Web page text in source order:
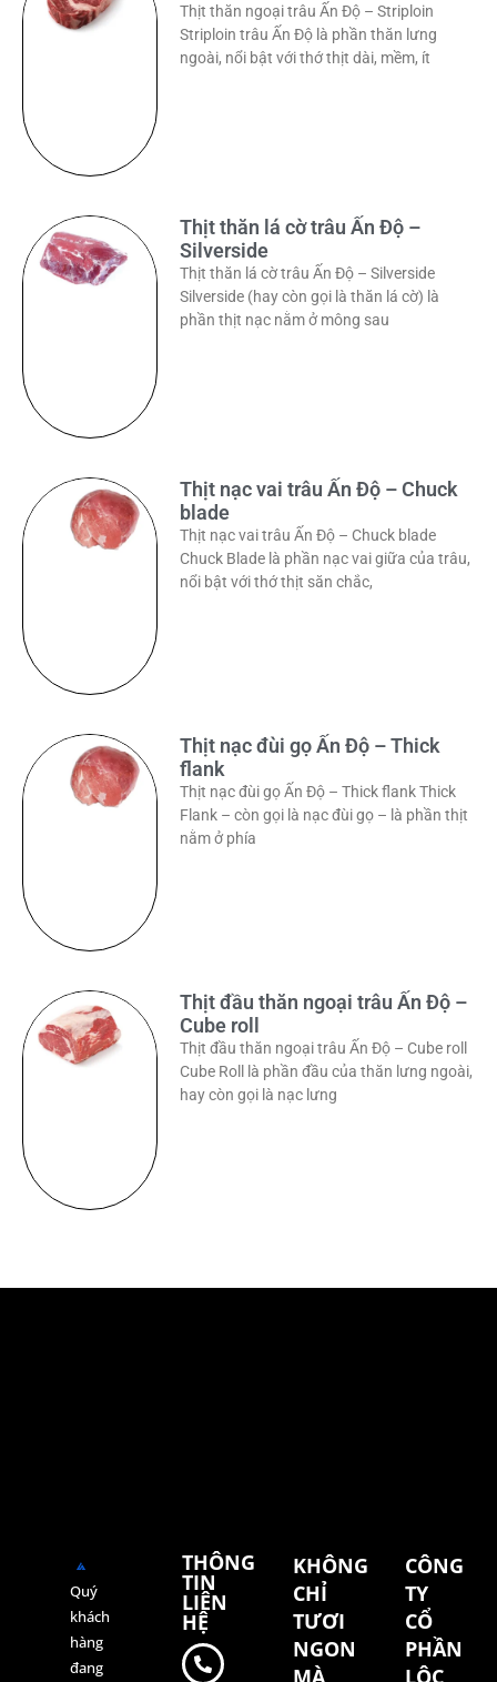
Thịt thăn ngoại trâu Ấn Độ – Striploin
Striploin trâu Ấn Độ là phần thăn lưng
ngoài, nổi bật với thớ thịt dài, mềm, ít
Thịt thăn lá cờ trâu Ấn Độ –
Silverside
Thịt thăn lá cờ trâu Ấn Độ – Silverside
Silverside (hay còn gọi là thăn lá cờ) là
phần thịt nạc nằm ở mông sau
Thịt nạc vai trâu Ấn Độ – Chuck
blade
Thịt nạc vai trâu Ấn Độ – Chuck blade
Chuck Blade là phần nạc vai giữa của trâu,
nổi bật với thớ thịt săn chắc,
Thịt nạc đùi gọ Ấn Độ – Thick
flank
Thịt nạc đùi gọ Ấn Độ – Thick flank Thick
Flank – còn gọi là nạc đùi gọ – là phần thịt
nằm ở phía
Thịt đầu thăn ngoại trâu Ấn Độ –
Cube roll
Thịt đầu thăn ngoại trâu Ấn Độ – Cube roll
Cube Roll là phần đầu của thăn lưng ngoài,
hay còn gọi là nạc lưng
Quý
khách
hàng
đang
THÔNG
TIN
LIÊN
HỆ
KHÔNG
CHỈ
TƯƠI
NGON
MÀ
CÔNG
TY
CỔ
PHẦN
LỘC